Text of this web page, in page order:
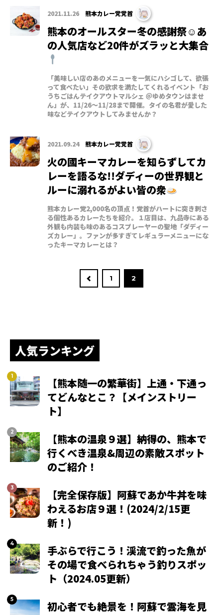
2021.11.26 熊本カレー党党首
熊本のオールスター冬の感謝祭☺あ
の人気店など20件がズラッと大集合
「美味しい店のあのメニューを一気にハシゴして、欲張
って食べたい」その欲求を満たしてくれるイベント「お
うちごはんテイクアウトマルシェ ＠ゆめタウンはませ
ん」が、11/26〜11/28まで開催。タイの名君が愛した
味などテイクアウトしてみませんか？
2021.09.24 熊本カレー党党首
火の國キーマカレーを知らずしてカ
レーを語るな!!ダディーの世界観と
ルーに溺れるがよい皆の衆
熊本カレー党2,000名の頂点！党首がハートに突き刺さ
る個性あるカレーたちを紹介。１店目は、九品寺にある
外観も内装も味のあるコスプレーヤーの聖地「ダディー
ズカレー」。ファンが多すぎてレギュラーメニューにな
ったキーマカレーとは？
1 2
人気ランキング
【熊本随一の繁華街】上通・下通っ
てどんなとこ？【メインストリー
ト】
【熊本の温泉９選】納得の、熊本で
行くべき温泉&周辺の素敵スポット
のご紹介！
【完全保存版】阿蘇であか牛丼を味
わえるお店９選！(2024/2/15更
新！)
手ぶらで行こう！渓流で釣った魚が
その場で食べられちゃう釣りスポッ
ト（2024.05更新）
初心者でも絶景を！阿蘇で雲海を見